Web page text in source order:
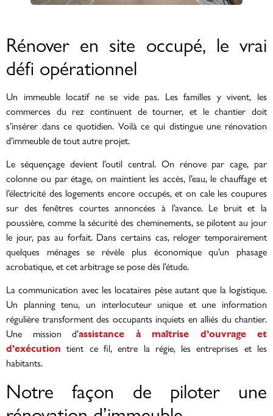
Rénover en site occupé, le vrai
défi opérationnel
Un immeuble locatif ne se vide pas. Les familles y vivent, les
commerces du rez continuent de tourner, et le chantier doit
s’insérer dans ce quotidien. Voilà ce qui distingue une rénovation
d’immeuble de tout autre projet.
Le séquençage devient l’outil central. On rénove par cage, par
colonne ou par étage, on maintient les accès, l’eau, le chauffage et
l’électricité des logements encore occupés, et on cale les coupures
sur des fenêtres courtes annoncées à l’avance. Le bruit et la
poussière, comme la sécurité des cheminements, se pilotent au jour
le jour, pas au forfait. Dans certains cas, reloger temporairement
quelques ménages se révèle plus économique qu’un phasage
acrobatique, et cet arbitrage se pose dès l’étude.
La communication avec les locataires pèse autant que la logistique.
Un planning tenu, un interlocuteur unique et une information
régulière transforment des occupants inquiets en alliés du chantier.
Une mission d’assistance à maîtrise d’ouvrage et
d’exécution tient ce fil, entre la régie, les entreprises et les
habitants.
Notre façon de piloter une